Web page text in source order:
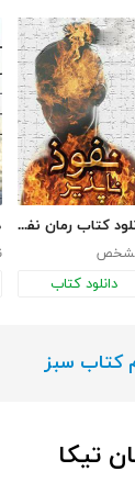
دانلود کتاب رمان نفوذ ناپذیر
دانلود کتاب
کتاب سبز
تیکا